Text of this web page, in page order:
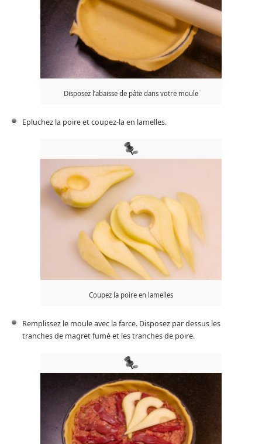
Disposez l’abaisse de pâte dans votre moule
Epluchez la poire et coupez-la en lamelles.
Coupez la poire en lamelles
Remplissez le moule avec la farce. Disposez par dessus les
tranches de magret fumé et les tranches de poire.